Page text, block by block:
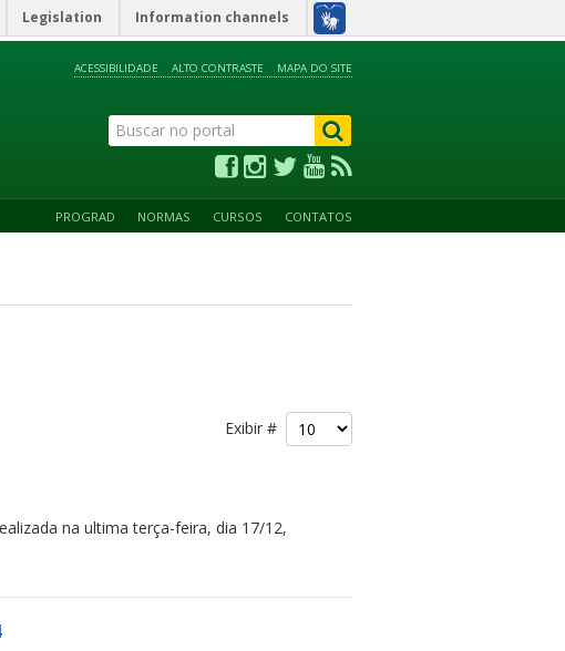
Legislation Information channels
ACESSIBILIDADE ALTO CONTRASTE MAPA DO SITE
PROGRAD NORMAS CURSOS CONTATOS
Exibir #
na ultima terça-feira, dia 17/12,